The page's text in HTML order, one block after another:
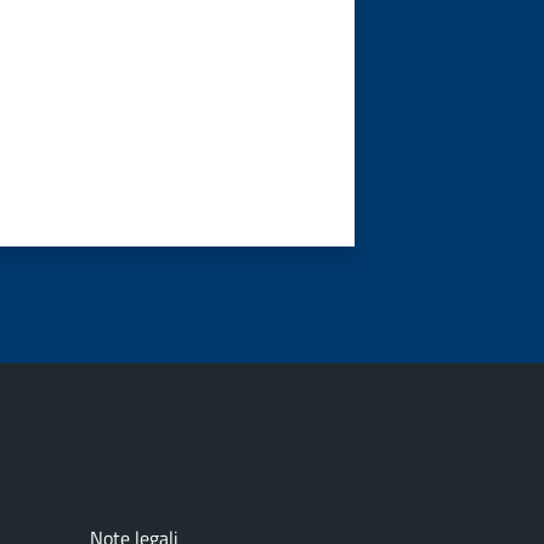
Note legali